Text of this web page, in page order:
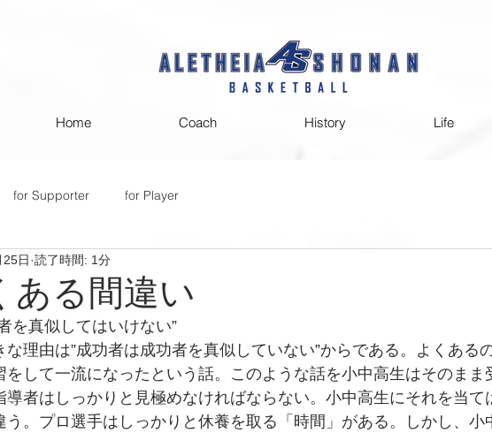
Home Coach History Life
for Supporter for Player
ある間違い
日 読了時間: 1分
を真似してはいけない”
な理由は”成功者は成功者を真似していない”からである。よくある
をして一流になったという話。このような話を小中高生はそのまま
導者はしっかりと見極めなければならない。小中高生にそれを当て
う。プロ選手はしっかりと休養を取る「時間」がある。しかし、小